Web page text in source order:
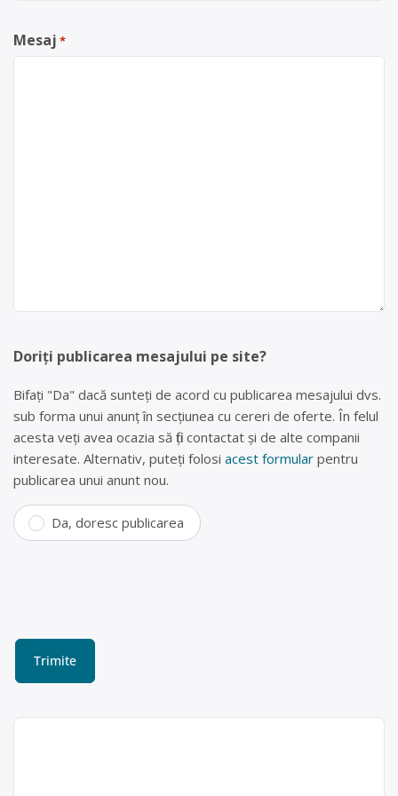
Mesaj *
Doriți publicarea mesajului pe site?
Bifați "Da" dacă sunteți de acord cu publicarea mesajului dvs.
sub forma unui anunț în secțiunea cu cereri de oferte. În felul
acesta veți avea ocazia să fiți contactat și de alte companii
interesate. Alternativ, puteți folosi acest formular pentru
publicarea unui anunt nou.
Da, doresc publicarea